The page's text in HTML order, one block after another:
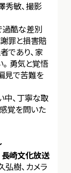
秀敏、撮影
過酷な差別
罪と損害賠
であり、家
。勇気と覚悟
見で苦難を
中、丁寧な取
覚を問いた
長崎文化放送
弘樹、カメラ